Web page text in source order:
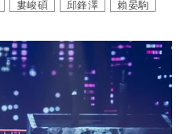
婁峻碩 邱鋒澤 賴晏駒